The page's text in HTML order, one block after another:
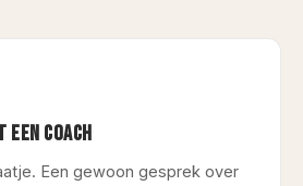
EEN COACH
Een gewoon gesprek over